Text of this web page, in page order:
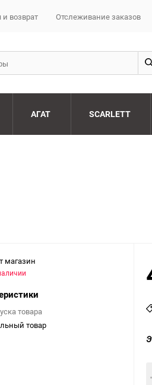
и возврат Отслеживание заказов
АГАТ SCARLETT
магазин
товара
товар